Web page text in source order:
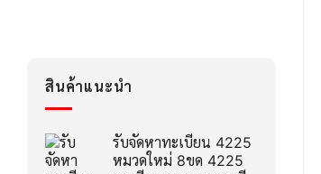
สินค้าแนะนำ
รับจัดหาทะเบียน 4225
หมวดใหม่ 8ขด 4225